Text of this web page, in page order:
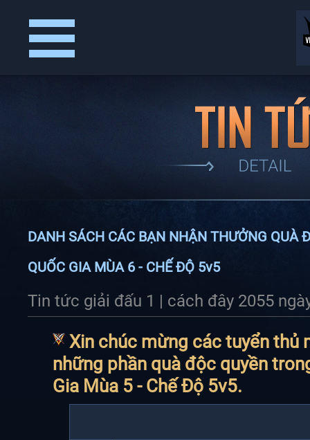
DANH SÁCH CÁC BẠN NHẬN THƯỞNG QUÀ
QUỐC GIA MÙA 6 - CHẾ ĐỘ 5v5
Tin tức giải đấu 1 | cách đây 2055
Xin chúc mừng các tuyển thủ
những phần quà độc quyền
Gia Mùa 5 - Chế Độ 5v5.